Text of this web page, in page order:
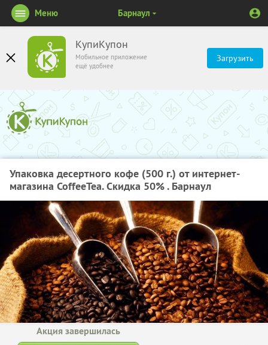
КупиКупон
Мобильное приложение
ещё удобнее
Загрузить
Меню Барнаул
Упаковка десертного кофе (500 г.) от интернет-
магазина CoffeeTea. Скидка 50% . Барнаул
Акция завершилась